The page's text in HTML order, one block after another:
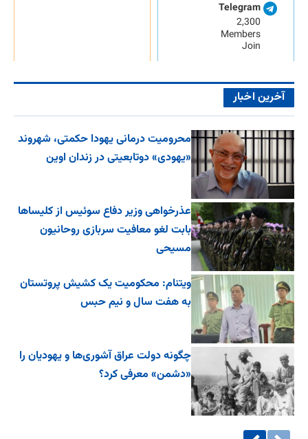
Telegram
2,300
Members
Join
آخرین اخبار
محرومیت درمانی یهودا حکمتی، شهروند
«یهودی» دوتابعیتی در زندان اوین
عذرخواهی وزیر دفاع سوئیس از کلیساها
بابت لغو معافیت سربازی روحانیون
مسیحی
ویتنام: محکومیت یک کشیش پروتستان
به هفت سال و نیم حبس
چگونه دولت عراق آشوری‌ها و یهودیان را
«دشمن» معرفی کرد؟